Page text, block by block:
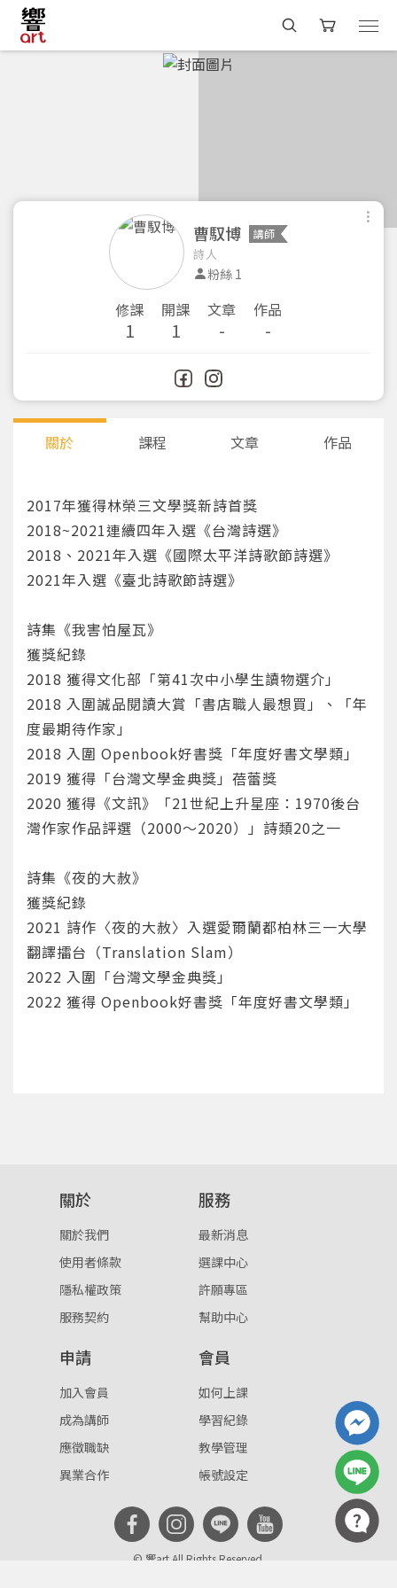
註冊
。
您將收到一封Email，請依照信件中的指示重新登
重設密碼
系統偵測到您的帳號重複登入，
確定
取消
曹馭博 講師
詩人
粉絲 1
修課
1
開課
1
文章
-
作品
-
關於 課程 文章 作品
2017年獲得林榮三文學獎新詩首獎
2018~2021連續四年入選《台灣詩選》
2018、2021年入選《國際太平洋詩歌節詩選》
2021年入選《臺北詩歌節詩選》
詩集《我害怕屋瓦》
獲獎紀錄
2018 獲得文化部「第41次中小學生讀物選介」
2018 入圍誠品閱讀大賞「書店職人最想買」、「年
度最期待作家」
2018 入圍 Openbook好書獎「年度好書文學類」
2019 獲得「台灣文學金典獎」蓓蕾獎
2020 獲得《文訊》「21世紀上升星座：1970後台
灣作家作品評選（2000～2020）」詩類20之一
詩集《夜的大赦》
獲獎紀錄
2021 詩作〈夜的大赦〉入選愛爾蘭都柏林三一大學
翻譯擂台（Translation Slam）
2022 入圍「台灣文學金典獎」
2022 獲得 Openbook好書獎「年度好書文學類」
關於
關於我們
使用者條款
隱私權政策
服務契約
服務
最新消息
選課中心
許願專區
幫助中心
申請
加入會員
成為講師
應徵職缺
異業合作
會員
如何上課
學習紀錄
教學管理
帳號設定
© 響art All Rights Reserved.